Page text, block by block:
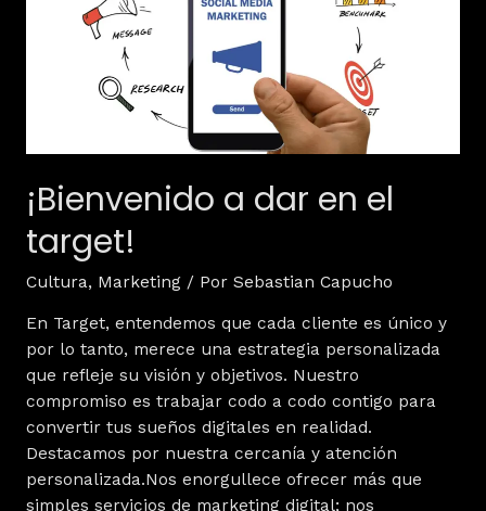
¡Bienvenido a dar en el
target!
Cultura, Marketing/ Por Sebastian Capucho
En Target, entendemos que cada cliente es único y
por lo tanto, merece una estrategia personalizada
que refleje su visión y objetivos. Nuestro
compromiso es trabajar codo a codo contigo para
convertir tus sueños digitales en realidad.
Destacamos por nuestra cercanía y atención
personalizada.Nos enorgullece ofrecer más que
simples servicios de marketing digital; nos